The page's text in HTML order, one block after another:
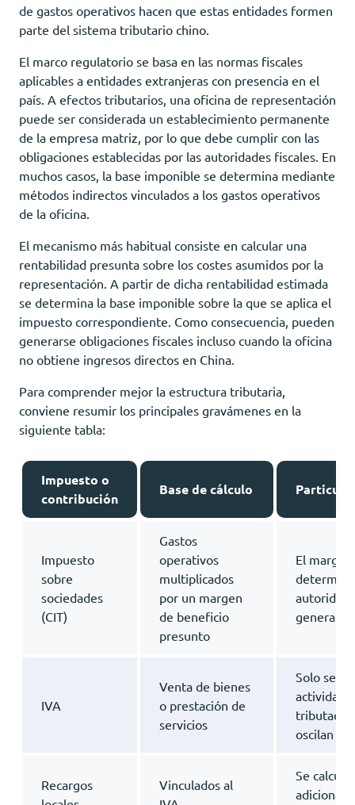
de gastos operativos hacen que estas entidades formen
parte del sistema tributario chino.
El marco regulatorio se basa en las normas fiscales
aplicables a entidades extranjeras con presencia en el
país. A efectos tributarios, una oficina de representación
puede ser considerada un establecimiento permanente
de la empresa matriz, por lo que debe cumplir con las
obligaciones establecidas por las autoridades fiscales. En
muchos casos, la base imponible se determina mediante
métodos indirectos vinculados a los gastos operativos
de la oficina.
El mecanismo más habitual consiste en calcular una
rentabilidad presunta sobre los costes asumidos por la
representación. A partir de dicha rentabilidad estimada
se determina la base imponible sobre la que se aplica el
impuesto correspondiente. Como consecuencia, pueden
generarse obligaciones fiscales incluso cuando la oficina
no obtiene ingresos directos en China.
Para comprender mejor la estructura tributaria,
conviene resumir los principales gravámenes en la
siguiente tabla:
Impuesto o
contribución
Base de cálculo
Impuesto
sobre
sociedades
(CIT)
Gastos
operativos
multiplicados
por un margen
de beneficio
presunto
El
general
IVA
Venta de bienes
o prestación de
servicios
Solo se
actividad
oscilan
Recargos
Vinculados al
Se
adicional